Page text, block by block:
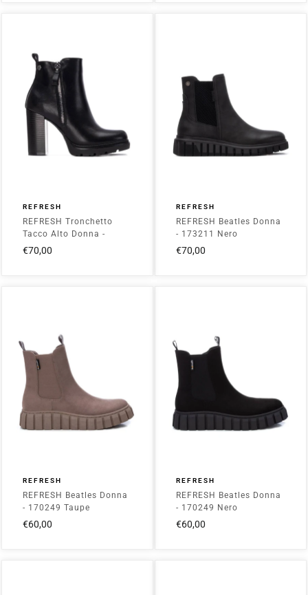
REFRESH
REFRESH Tronchetto
Tacco Alto Donna -
172923 Nero
€70,00
REFRESH
REFRESH Beatles Donna
- 173211 Nero
€70,00
REFRESH
REFRESH Beatles Donna
- 170249 Taupe
€60,00
REFRESH
REFRESH Beatles Donna
- 170249 Nero
€60,00